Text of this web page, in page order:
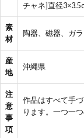
チャネ]直径
素
材
陶器、磁器、ガ
産
地
沖縄県
注
意
事
項
作品はすべて手
ります。一つ一